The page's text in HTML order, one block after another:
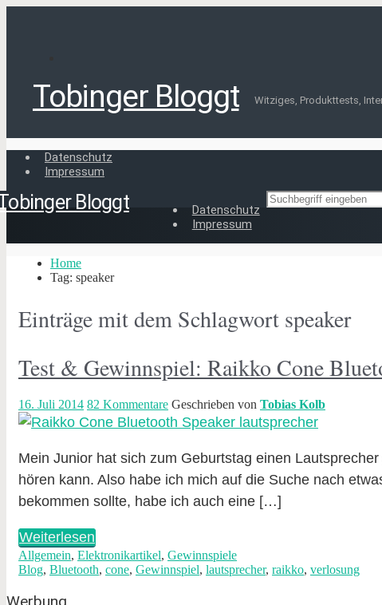
Tobinger Bloggt Witziges, Produkttests,
Datenschutz
Impressum
Bloggt
Datenschutz
Impressum
Home
Tag: speaker
Einträge mit dem Schlagwort speaker
Test & Gewinnspiel: Raikko Cone
16. Juli 2014 82 Kommentare Geschrieben von Tobias Kolb
Mein Junior hat sich zum Geburtstag einen
hören kann. Also habe ich mich auf die Suche nach
bekommen sollte, habe ich auch eine […]
Weiterlesen
Allgemein, Elektronikartikel, Gewinnspiele
Blog, Bluetooth, cone, Gewinnspiel, lautsprecher, raikko, verlosung